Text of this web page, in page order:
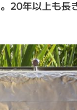
20年以上も長